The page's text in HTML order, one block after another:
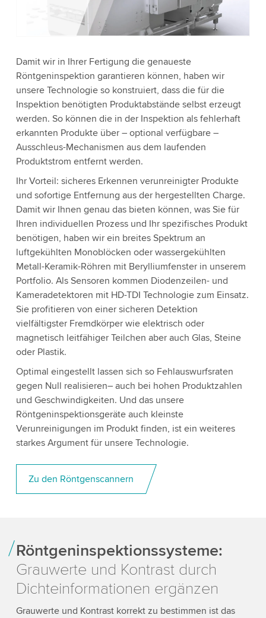
More information
Damit wir in Ihrer Fertigung die genaueste
Röntgeninspektion garantieren können, haben wir
unsere Technologie so konstruiert, dass die für die
Inspektion benötigten Produktabstände selbst erzeugt
werden. So können die in der Inspektion als fehlerhaft
erkannten Produkte über – optional verfügbare –
Ausschleus-Mechanismen aus dem laufenden
Produktstrom entfernt werden.
Ihr Vorteil: sicheres Erkennen verunreinigter Produkte
und sofortige Entfernung aus der hergestellten Charge.
Damit wir Ihnen genau das bieten können, was Sie für
Ihren individuellen Prozess und Ihr spezifisches Produkt
benötigen, haben wir ein breites Spektrum an
luftgekühlten Monoblöcken oder wassergekühlten
Metall-Keramik-Röhren mit Berylliumfenster in unserem
Portfolio. Als Sensoren kommen Diodenzeilen- und
Kameradetektoren mit HD-TDI Technologie zum Einsatz.
Sie profitieren von einer sicheren Detektion
vielfältigster Fremdkörper wie elektrisch oder
magnetisch leitfähiger Teilchen aber auch Glas, Steine
oder Plastik.
Optimal eingestellt lassen sich so Fehlauswurfsraten
gegen Null realisieren– auch bei hohen Produktzahlen
und Geschwindigkeiten. Und das unsere
Röntgeninspektionsgeräte auch kleinste
Verunreinigungen im Produkt finden, ist ein weiteres
starkes Argument für unsere Technologie.
Zu den Röntgenscannern
Röntgeninspektionssysteme:
Grauwerte und Kontrast durch
Dichteinformationen ergänzen
Grauwerte und Kontrast korrekt zu bestimmen ist das